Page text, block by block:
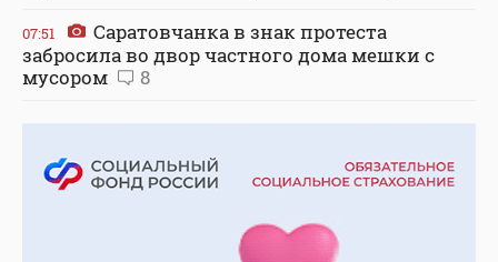
07:51
Саратовчанка в знак протеста
забросила во двор частного дома мешки с
мусором
8